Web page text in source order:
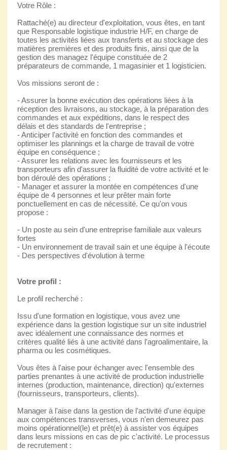
Votre Rôle :
Rattaché(e) au directeur d'exploitation, vous êtes, en tant
que Responsable logistique industrie H/F, en charge de
toutes les activités liées aux transferts et au stockage des
matières premières et des produits finis, ainsi que de la
gestion des managez l'équipe constituée de 2
préparateurs de commande, 1 magasinier et 1 logisticien.
Vos missions seront de :
- Assurer la bonne exécution des opérations liées à la
réception des livraisons, au stockage, à la préparation des
commandes et aux expéditions, dans le respect des
délais et des standards de l'entreprise ;
- Anticiper l'activité en fonction des commandes et
optimiser les plannings et la charge de travail de votre
équipe en conséquence ;
- Assurer les relations avec les fournisseurs et les
transporteurs afin d'assurer la fluidité de votre activité et le
bon déroulé des opérations ;
- Manager et assurer la montée en compétences d'une
équipe de 4 personnes et leur prêter main forte
ponctuellement en cas de nécessité. Ce qu'on vous
propose :
- Un poste au sein d'une entreprise familiale aux valeurs
fortes
- Un environnement de travail sain et une équipe à l'écoute
- Des perspectives d'évolution à terme
Votre profil :
Le profil recherché :
Issu d'une formation en logistique, vous avez une
expérience dans la gestion logistique sur un site industriel
avec idéalement une connaissance des normes et
critères qualité liés à une activité dans l'agroalimentaire, la
pharma ou les cosmétiques.
Vous êtes à l'aise pour échanger avec l'ensemble des
parties prenantes à une activité de production industrielle
internes (production, maintenance, direction) qu'externes
(fournisseurs, transporteurs, clients).
Manager à l'aise dans la gestion de l'activité d'une équipe
aux compétences transverses, vous n'en demeurez pas
moins opérationnel(le) et prêt(e) à assister vos équipes
dans leurs missions en cas de pic c'activité. Le processus
de recrutement :